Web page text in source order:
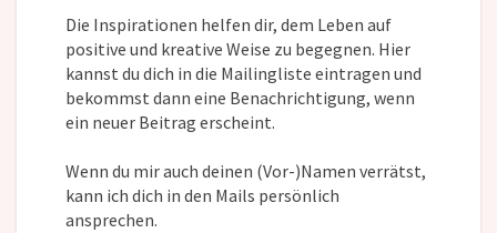
Die Inspirationen helfen dir, dem Leben auf
positive und kreative Weise zu begegnen. Hier
kannst du dich in die Mailingliste eintragen und
bekommst dann eine Benachrichtigung, wenn
ein neuer Beitrag erscheint.
Wenn du mir auch deinen (Vor-)Namen verrätst,
kann ich dich in den Mails persönlich
ansprechen.